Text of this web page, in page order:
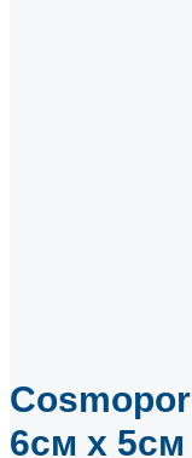
6см х 5см